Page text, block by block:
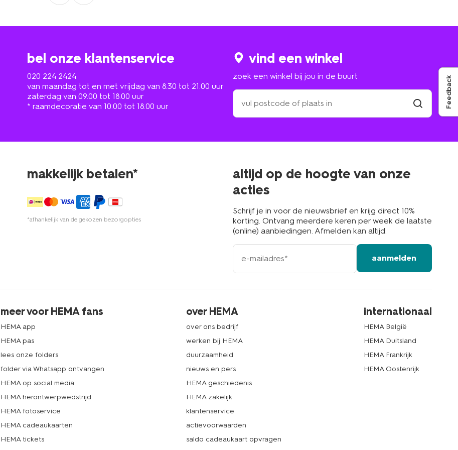
bel onze klantenservice
020 224 2424
van maandag tot en met vrijdag van 8.30 tot 21.00 uur
zaterdag van 09.00 tot 18.00 uur
* raamdecoratie van 10.00 tot 18.00 uur
vind een winkel
zoek een winkel bij jou in de buurt
zoek
een
winkel
in
makkelijk betalen*
*afhankelijk van de gekozen bezorgopties
altijd op de hoogte van onze
acties
Schrijf je in voor de nieuwsbrief en krijg direct 10%
korting. Ontvang meerdere keren per week de laatste
(online) aanbiedingen. Afmelden kan altijd.
e-
mailadres
aanmelden
meer voor HEMA fans
HEMA app
HEMA pas
lees onze folders
folder via Whatsapp ontvangen
HEMA op social media
HEMA herontwerpwedstrijd
HEMA fotoservice
HEMA cadeaukaarten
HEMA tickets
over HEMA
over ons bedrijf
werken bij HEMA
duurzaamheid
nieuws en pers
HEMA geschiedenis
HEMA zakelijk
klantenservice
actievoorwaarden
saldo cadeaukaart opvragen
internationaal
HEMA België
HEMA Duitsland
HEMA Frankrijk
HEMA Oostenrijk
Feedback